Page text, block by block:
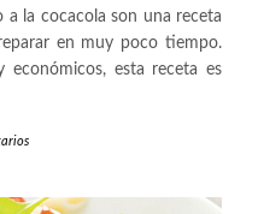
a la cocacola son una receta
en muy poco tiempo.
económicos, esta receta es